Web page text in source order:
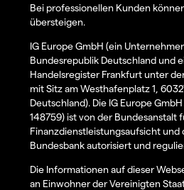
Bei professionellen Kunden
übersteigen.
IG Europe GmbH (ein
Bundesrepublik Deutschland und
Handelsregister Frankfurt unter
mit Sitz am Westhafenplatz 1,
Deutschland). Die IG Europe
148759) ist von der Bundesanstalt
Finanzdienstleistungsaufsicht und
Bundesbank autorisiert und
Die Informationen auf dieser
an Einwohner der Vereinigten